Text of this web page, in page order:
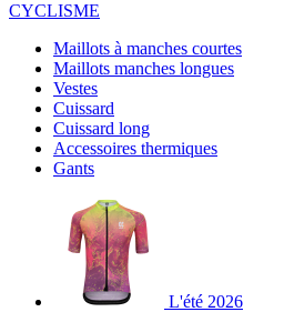
CYCLISME
Maillots à manches courtes
Maillots manches longues
Vestes
Cuissard
Cuissard long
Accessoires thermiques
Gants
L'été 2026